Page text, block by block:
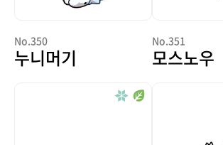
No.350
누니머기
No.351
모스노우